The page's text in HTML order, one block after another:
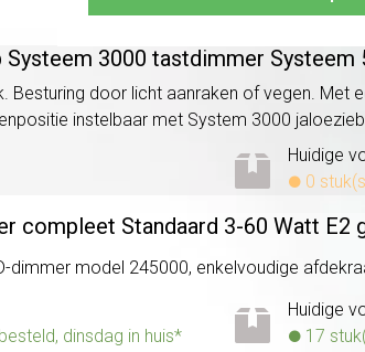
0
3000 tastdimmer Systeem
Besturing door licht aanraken of vegen. Met
instelbaar met System 3000
Huidige
0
compleet Standaard 3-60 Watt E2
dimmer model 245000, enkelvoudige
dinsdag in huis*
Huidige
17